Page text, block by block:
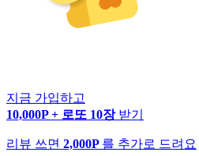
지금 가입하고
10,000P + 로또 10장 받기
리뷰 쓰면 2,000P 를 추가로 드려요